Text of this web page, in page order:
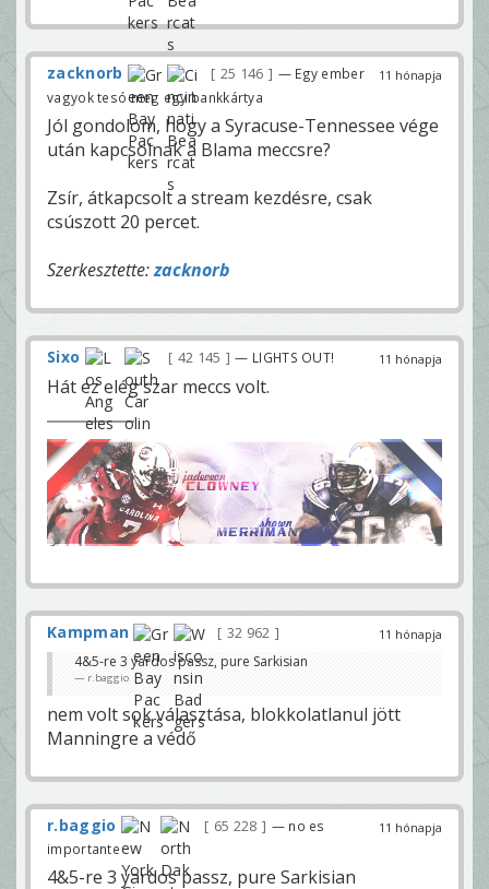
11 hónapja
zacknorb 25 146
— Egy ember
vagyok tesó meg egy bankkártya
Jól gondolom, hogy a Syracuse-Tennessee vége
után kapcsolnak a Blama meccsre?
Zsír, átkapcsolt a stream kezdésre, csak
csúszott 20 percet.
Szerkesztette:zacknorb
11 hónapja
Sixo 42 145 — LIGHTS OUT!
Hát ez elég szar meccs volt.
11 hónapja
Kampman
32 962
4&5-re 3 yardos passz, pure Sarkisian
r.baggio
nem volt sok választása, blokkolatlanul jött
Manningre a védő
11 hónapja
r.baggio 65 228
— no es
importante
4&5-re 3 yardos passz, pure Sarkisian